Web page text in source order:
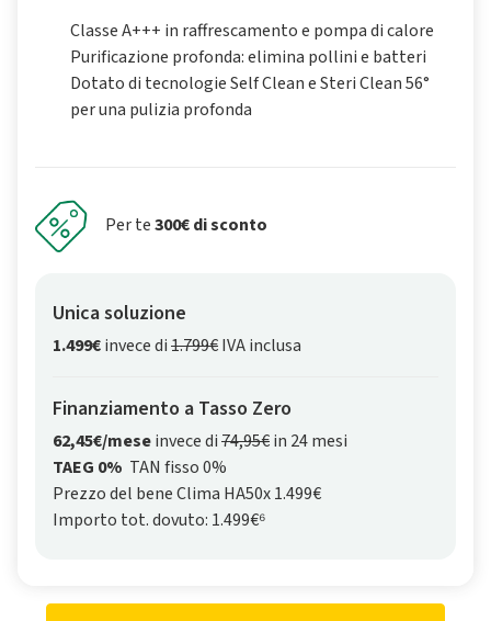
Classe A+++ in raffrescamento e pompa di calore
Purificazione profonda: elimina pollini e batteri
Dotato di tecnologie Self Clean e Steri Clean 56°
per una pulizia profonda
Per te300€ di sconto
Unica soluzione
1.499€invece di1.799€IVA inclusa
Finanziamento a Tasso Zero
62,45€/meseinvece di74,95€in 24 mesi
TAEG 0% TAN fisso 0%
Prezzo del bene Clima HA50x 1.499€
Importo tot. dovuto: 1.499€⁶